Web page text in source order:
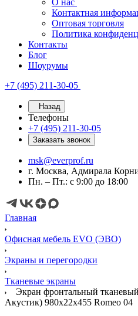
О нас
Контактная
Оптовая торговля
Политика
Контакты
Блог
Шоурумы
+7 (495) 211-30-05
Назад
Телефоны
+7 (495) 211-30-05
Заказать звонок
msk@everprof.ru
г. Москва, Адмирала
Пн. – Пт.: с 9:00 до 18:00
Главная
Офисная мебель EVO (ЭВО)
Экраны и перегородки
Тканевые экраны
Экран фронтальный
Акустик) 980х22x455 Romeo 04